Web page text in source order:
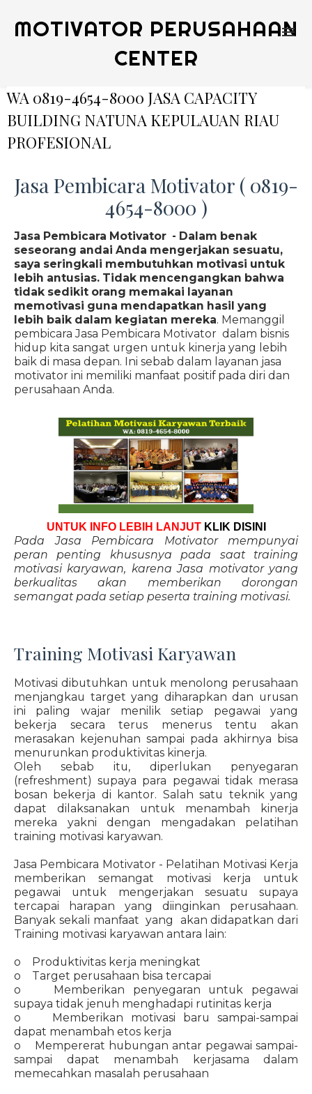
MOTIVATOR PERUSAHAAN
CENTER
WA 0819-4654-8000 JASA CAPACITY
BUILDING NATUNA KEPULAUAN RIAU
PROFESIONAL
Jasa Pembicara Motivator ( 0819-
4654-8000 )
Jasa Pembicara Motivator - Dalam benak
seseorang andai Anda mengerjakan sesuatu,
saya seringkali membutuhkan motivasi untuk
lebih antusias. Tidak mencengangkan bahwa
tidak sedikit orang memakai layanan
memotivasi guna mendapatkan hasil yang
lebih baik dalam kegiatan mereka. Memanggil
pembicara Jasa Pembicara Motivator dalam bisnis
hidup kita sangat urgen untuk kinerja yang lebih
baik di masa depan. Ini sebab dalam layanan jasa
motivator ini memiliki manfaat positif pada diri dan
perusahaan Anda.
UNTUK INFO LEBIH LANJUT KLIK DISINI
Pada Jasa Pembicara Motivator mempunyai
peran penting khususnya pada saat training
motivasi karyawan, karena Jasa motivator yang
berkualitas akan memberikan dorongan
semangat pada setiap peserta training motivasi.
Training Motivasi Karyawan
Motivasi dibutuhkan untuk menolong perusahaan
menjangkau target yang diharapkan dan urusan
ini paling wajar menilik setiap pegawai yang
bekerja secara terus menerus tentu akan
merasakan kejenuhan sampai pada akhirnya bisa
menurunkan produktivitas kinerja.
Oleh sebab itu, diperlukan penyegaran
(refreshment) supaya para pegawai tidak merasa
bosan bekerja di kantor. Salah satu teknik yang
dapat dilaksanakan untuk menambah kinerja
mereka yakni dengan mengadakan pelatihan
training motivasi karyawan.
Jasa Pembicara Motivator - Pelatihan Motivasi Kerja
memberikan semangat motivasi kerja untuk
pegawai untuk mengerjakan sesuatu supaya
tercapai harapan yang diinginkan perusahaan.
Banyak sekali manfaat yang akan didapatkan dari
Training motivasi karyawan antara lain:
o Produktivitas kerja meningkat
o Target perusahaan bisa tercapai
o Memberikan penyegaran untuk pegawai
supaya tidak jenuh menghadapi rutinitas kerja
o Memberikan motivasi baru sampai-sampai
dapat menambah etos kerja
o Mempererat hubungan antar pegawai sampai-
sampai dapat menambah kerjasama dalam
memecahkan masalah perusahaan